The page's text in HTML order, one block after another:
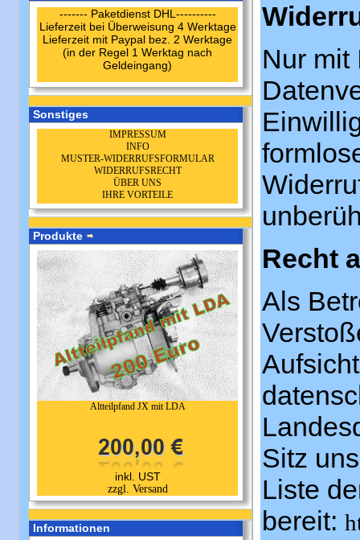
------- Paketdienst DHL----------
Lieferzeit bei Überweisung 4 Werktage
Lieferzeit mit Paypal bez. 2 Werktage
(in der Regel 1 Werktag nach
Geldeingang)
Sonstiges
IMPRESSUM
INFO
MUSTER-WIDERRUFSFORMULAR
WIDERRUFSRECHT
ÜBER UNS
IHRE VORTEILE
Produkte
Altteilpfand JX mit LDA
inkl. UST
zzgl. Versand
Informationen
Nur mit
Recht
Als
Sitz
Liste
bereit: